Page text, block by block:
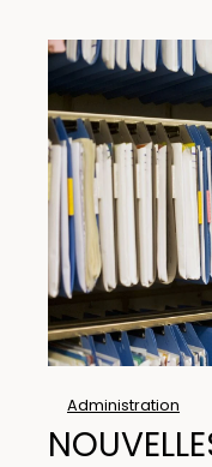
Administration